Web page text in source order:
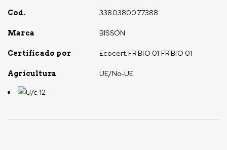
Cod. 3380380077388
Marca BISSON
Certificado por Ecocert.FR BIO 01 FR BIO 01
Agricultura UE/No-UE
U/c 12